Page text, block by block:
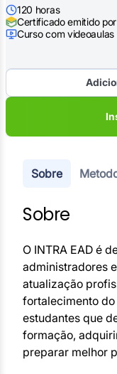
áreas do direito.
entender as
conceitos em
campo processual.
120 horas
Certificado emitido
Curso com videoaulas
Sobre
Sobre
O INTRA EAD é
administradores
atualização
fortalecimento
estudantes que
formação,
preparar melhor